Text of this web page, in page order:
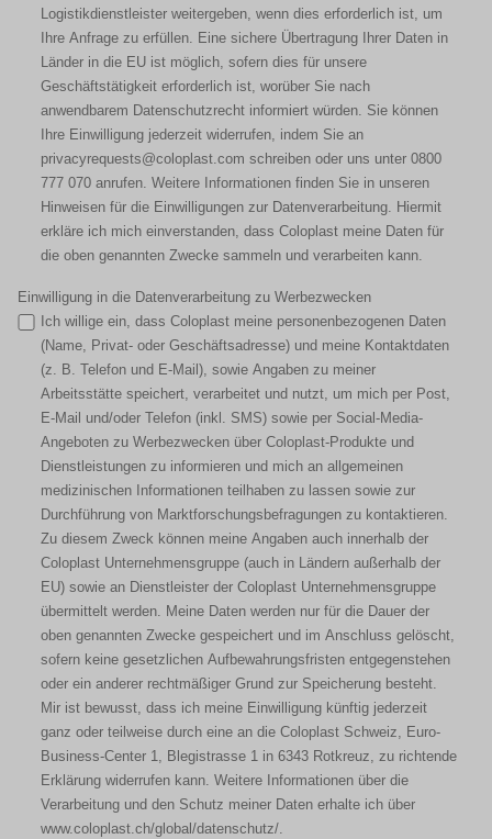
Logistikdienstleister weitergeben, wenn dies erforderlich ist, um
Ihre Anfrage zu erfüllen. Eine sichere Übertragung Ihrer Daten in
Länder in die EU ist möglich, sofern dies für unsere
Geschäftstätigkeit erforderlich ist, worüber Sie nach
anwendbarem Datenschutzrecht informiert würden. Sie können
Ihre Einwilligung jederzeit widerrufen, indem Sie an
privacyrequests@coloplast.com schreiben oder uns unter 0800
777 070 anrufen. Weitere Informationen finden Sie in unseren
Hinweisen für die Einwilligungen zur Datenverarbeitung. Hiermit
erkläre ich mich einverstanden, dass Coloplast meine Daten für
die oben genannten Zwecke sammeln und verarbeiten kann.
Einwilligung in die Datenverarbeitung zu Werbezwecken
Ich willige ein, dass Coloplast meine personenbezogenen Daten
(Name, Privat- oder Geschäftsadresse) und meine Kontaktdaten
(z. B. Telefon und E-Mail), sowie Angaben zu meiner
Arbeitsstätte speichert, verarbeitet und nutzt, um mich per Post,
E-Mail und/oder Telefon (inkl. SMS) sowie per Social-Media-
Angeboten zu Werbezwecken über Coloplast-Produkte und
Dienstleistungen zu informieren und mich an allgemeinen
medizinischen Informationen teilhaben zu lassen sowie zur
Durchführung von Marktforschungsbefragungen zu kontaktieren.
Zu diesem Zweck können meine Angaben auch innerhalb der
Coloplast Unternehmensgruppe (auch in Ländern außerhalb der
EU) sowie an Dienstleister der Coloplast Unternehmensgruppe
übermittelt werden. Meine Daten werden nur für die Dauer der
oben genannten Zwecke gespeichert und im Anschluss gelöscht,
sofern keine gesetzlichen Aufbewahrungsfristen entgegenstehen
oder ein anderer rechtmäßiger Grund zur Speicherung besteht.
Mir ist bewusst, dass ich meine Einwilligung künftig jederzeit
ganz oder teilweise durch eine an die Coloplast Schweiz, Euro-
Business-Center 1, Blegistrasse 1 in 6343 Rotkreuz, zu richtende
Erklärung widerrufen kann. Weitere Informationen über die
Verarbeitung und den Schutz meiner Daten erhalte ich über
www.coloplast.ch/global/datenschutz/.